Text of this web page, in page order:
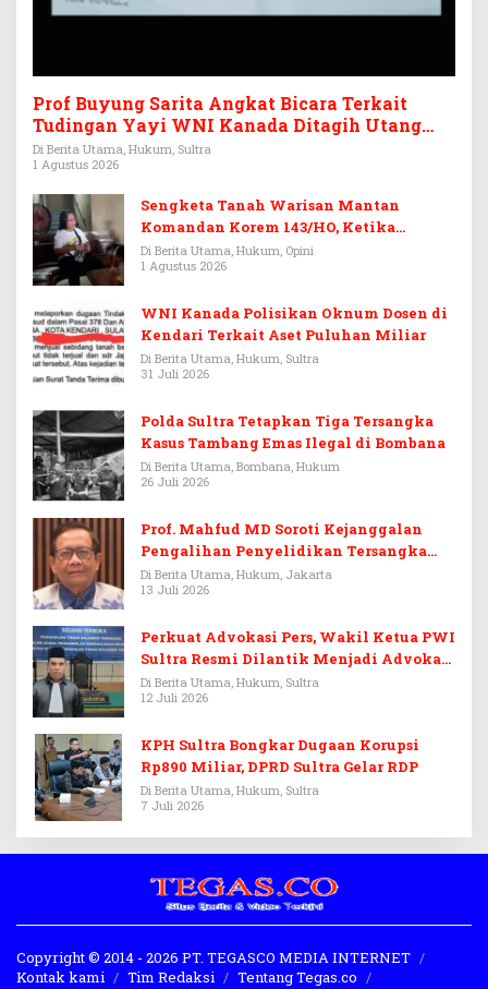
Prof Buyung Sarita Angkat Bicara Terkait
Tudingan Yayi WNI Kanada Ditagih Utang
Rp3,6 Miliar
Di Berita Utama, Hukum, Sultra
1 Agustus 2026
Sengketa Tanah Warisan Mantan
Komandan Korem 143/HO, Ketika
Warisan Menjadi Arena Pemerasan
Di Berita Utama, Hukum, Opini
1 Agustus 2026
WNI Kanada Polisikan Oknum Dosen di
Kendari Terkait Aset Puluhan Miliar
Di Berita Utama, Hukum, Sultra
31 Juli 2026
Polda Sultra Tetapkan Tiga Tersangka
Kasus Tambang Emas Ilegal di Bombana
Di Berita Utama, Bombana, Hukum
26 Juli 2026
Prof. Mahfud MD Soroti Kejanggalan
Pengalihan Penyelidikan Tersangka
Febrie Adriansyah
Di Berita Utama, Hukum, Jakarta
13 Juli 2026
Perkuat Advokasi Pers, Wakil Ketua PWI
Sultra Resmi Dilantik Menjadi Advokat
PERADI
Di Berita Utama, Hukum, Sultra
12 Juli 2026
KPH Sultra Bongkar Dugaan Korupsi
Rp890 Miliar, DPRD Sultra Gelar RDP
Di Berita Utama, Hukum, Sultra
7 Juli 2026
Copyright © 2014 - 2026 PT. TEGASCO MEDIA INTERNET
Kontak kami
Tim Redaksi
Tentang Tegas.co